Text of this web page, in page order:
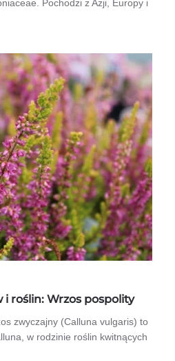
Pochodzi z Azji, Europy i
roślin: Wrzos pospolity
zwyczajny (Calluna vulgaris) to
w rodzinie roślin kwitnących